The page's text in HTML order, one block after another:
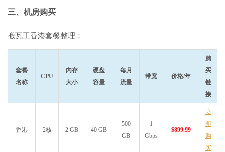
三、机房购买
搬瓦工香港套餐整理：
套餐
名称
CPU
内存
大小
硬盘
容量
每月
流量
带宽 价格/年
购
买
链
接
香港 2核 2 GB 40 GB
500
GB
1
Gbps
$899.99
立
即
购
买